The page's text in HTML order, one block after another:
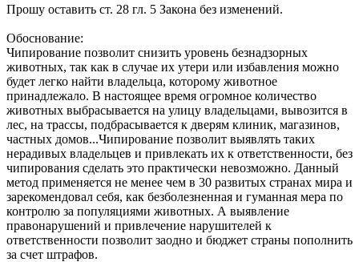
Прошу оставить ст. 28 гл. 5 Закона без изменений.
Обоснование:
Чипирование позволит снизить уровень безнадзорных
животных, так как в случае их утери или избавления можно
будет легко найти владельца, которому животное
принадлежало. В настоящее время огромное количество
животных выбрасывается на улицу владельцами, вывозится в
лес, на трассы, подбрасывается к дверям клиник, магазинов,
частных домов...Чипирование позволит выявлять таких
нерадивых владельцев и привлекать их к ответственности, без
чипирования сделать это практически невозможно. Данный
метод применяется не менее чем в 30 развитых странах мира и
зарекомендовал себя, как безболезненная и гуманная мера по
контролю за популяциями животных. А выявление
правонарушений и привлечение нарушителей к
ответственности позволит заодно и бюджет страны пополнить
за счет штрафов.